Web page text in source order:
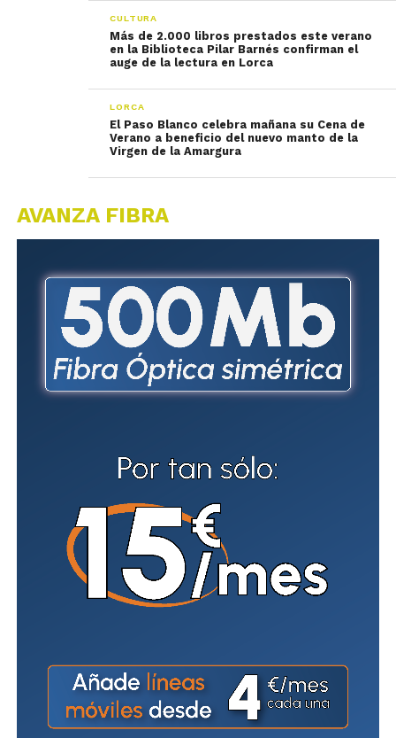
CULTURA
Más de 2.000 libros prestados este verano
en la Biblioteca Pilar Barnés confirman el
auge de la lectura en Lorca
LORCA
El Paso Blanco celebra mañana su Cena de
Verano a beneficio del nuevo manto de la
Virgen de la Amargura
AVANZA FIBRA